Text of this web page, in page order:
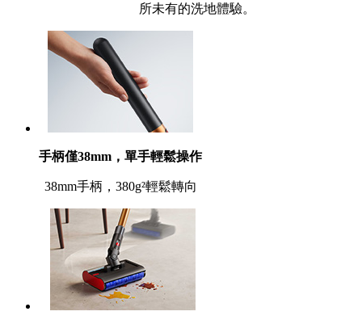
所未有的洗地體驗。
手柄僅38mm，單手輕鬆操作
38mm手柄，380g²輕鬆轉向